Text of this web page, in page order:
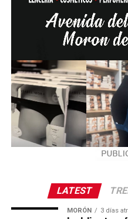
LATEST
MORÓN 3 días